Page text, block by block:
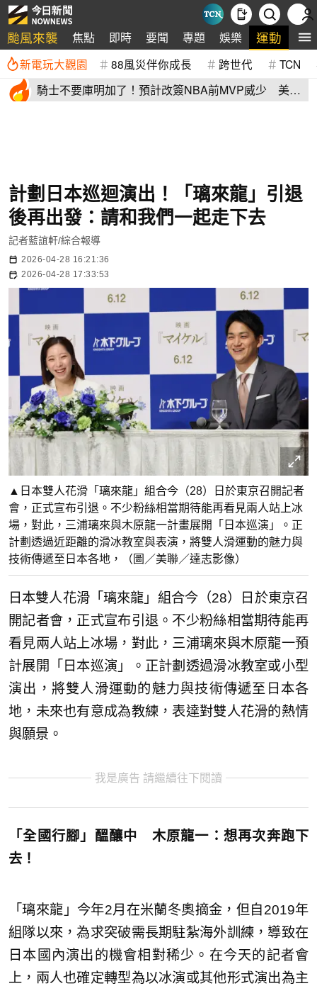
颱風來襲 焦點 即時 要聞 專題 娛樂 運動 全
新電玩大觀園 88風災伴你成長 跨世代 TCN
騎士不要庫明加了！預計改簽NBA前MVP威少 美
計劃日本巡迴演出！「璃來龍」引退
後再出發：請和我們一起走下去
記者藍誼軒/綜合報導
2026-04-28 16:21:36
2026-04-28 17:33:53
▲日本雙人花滑「璃來龍」組合今（28）日於東京召開記者
會，正式宣布引退。不少粉絲相當期待能再看見兩人站上冰
場，對此，三浦璃來與木原龍一計畫展開「日本巡演」。正
計劃透過近距離的滑冰教室與表演，將雙人滑運動的魅力與
技術傳遞至日本各地，（圖／美聯／達志影像）
日本雙人花滑「璃來龍」組合今（28）日於東京召
開記者會，正式宣布引退。不少粉絲相當期待能再
看見兩人站上冰場，對此，三浦璃來與木原龍一預
計展開「日本巡演」。正計劃透過滑冰教室或小型
演出，將雙人滑運動的魅力與技術傳遞至日本各
地，未來也有意成為教練，表達對雙人花滑的熱情
與願景。
我是廣告 請繼續往下閱讀
「全國行腳」醞釀中 木原龍一：想再次奔跑下
去！
「璃來龍」今年2月在米蘭冬奧摘金，但自2019年
組隊以來，為求突破需長期駐紮海外訓練，導致在
日本國內演出的機會相對稀少。在今天的記者會
上，兩人也確定轉型為以冰演或其他形式演出為主